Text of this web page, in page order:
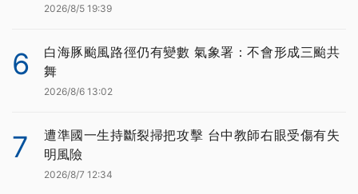
2026/8/5 19:39
6
白海豚颱風路徑仍有變數 氣象署：不會形成三颱共
舞
2026/8/6 13:02
7
遭準國一生持斷裂掃把攻擊 台中教師右眼受傷有失
明風險
2026/8/7 12:34